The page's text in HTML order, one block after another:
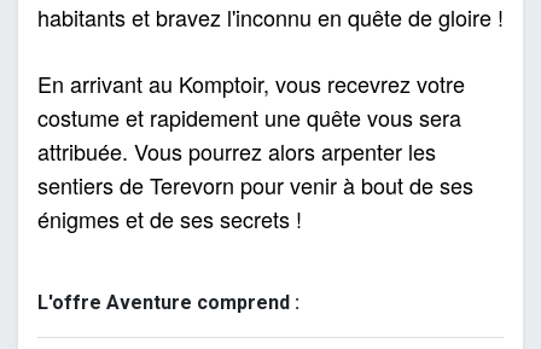
habitants et bravez l'inconnu en quête de gloire !
En arrivant au Komptoir, vous recevrez votre
costume et rapidement une quête vous sera
attribuée. Vous pourrez alors arpenter les
sentiers de Terevorn pour venir à bout de ses
énigmes et de ses secrets !
L'offre Aventure comprend :